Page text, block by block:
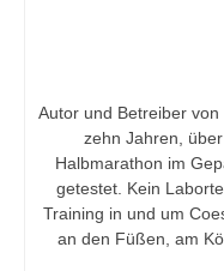
Autor und Betreiber
zehn Jahren,
Halbmarathon im
getestet. Kein
Training in und um
an den Füßen, am